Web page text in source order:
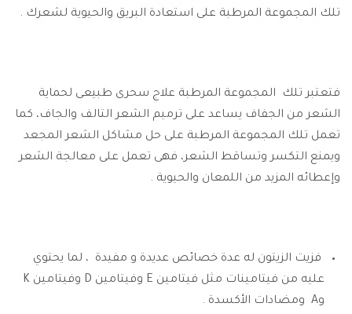
تلك المجموعة المرطبة على استعادة البريق والحيوية لشعرك .
فتعتبر تلك المجموعة المرطبة علاج سحرى طبيعى لحماية
الشعر من الجفاف يساعد على ترميم الشعر التالف والجاف، كما
تعمل تلك المجموعة المرطبة على حل مشاكل الشعر المجعد
ويمنع التكسر وتساقط الشعر، فهى تعمل على معالجة الشعر
وإعطائه المزيد من اللمعان والحيوية .
فزيت الزيتون له عدة خصائص عديدة و مفيدة ، لما يحتوي
عليه من فيتامينات مثل فيتامين E وفيتامين D وفيتامين K
وA ومضادات الأكسدة .